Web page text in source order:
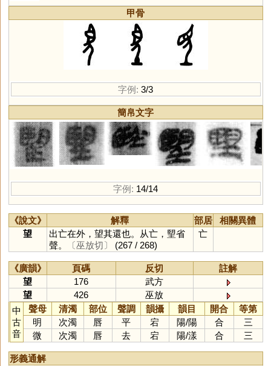
甲骨
字例: 3/3
簡帛文字
字例: 14/14
《說文》 解釋 部居
相關異體
望
出亡在外，望其還也。从亡，朢省
聲。
〔巫放切〕 (267 / 268)
亡
《廣韻》 頁碼 反切
註解
望
176
武方
望
426
巫放
中
古
音
聲母 清濁 部位 聲調 韻攝 韻目 開合
等第
明
次濁 唇 平 宕 陽/陽 合
三
微
次濁 唇 去 宕 陽/漾 合 三
形義通解